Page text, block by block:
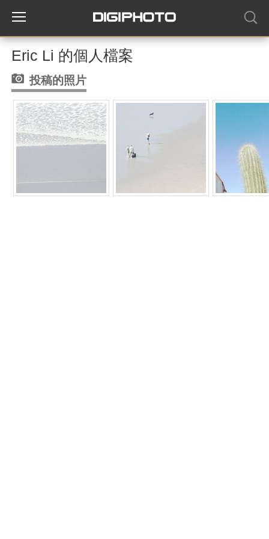
Eric Li 的個人檔案
投稿的照片